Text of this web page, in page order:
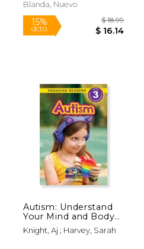
12%
dcto.
Blanda, Nuevo
Autism: Understand
Your Mind and Body
(Engaging Readers,
Level 3) (en Inglés)
Knight, Aj ; Harvey, Sarah